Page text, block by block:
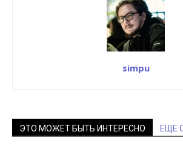
simpu
ЭТО МОЖЕТ БЫТЬ ИНТЕРЕСНО ЕЩЕ